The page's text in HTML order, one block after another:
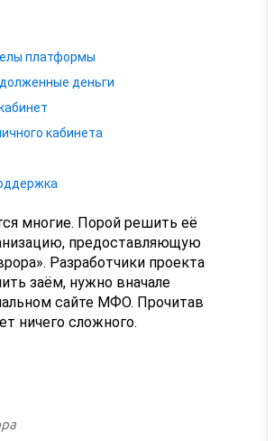
платформы
деньги
кабинета
многие. Порой решить её
предоставляющую
Разработчики проекта
заём, нужно вначале
сайте МФО. Прочитав
ничего сложного.